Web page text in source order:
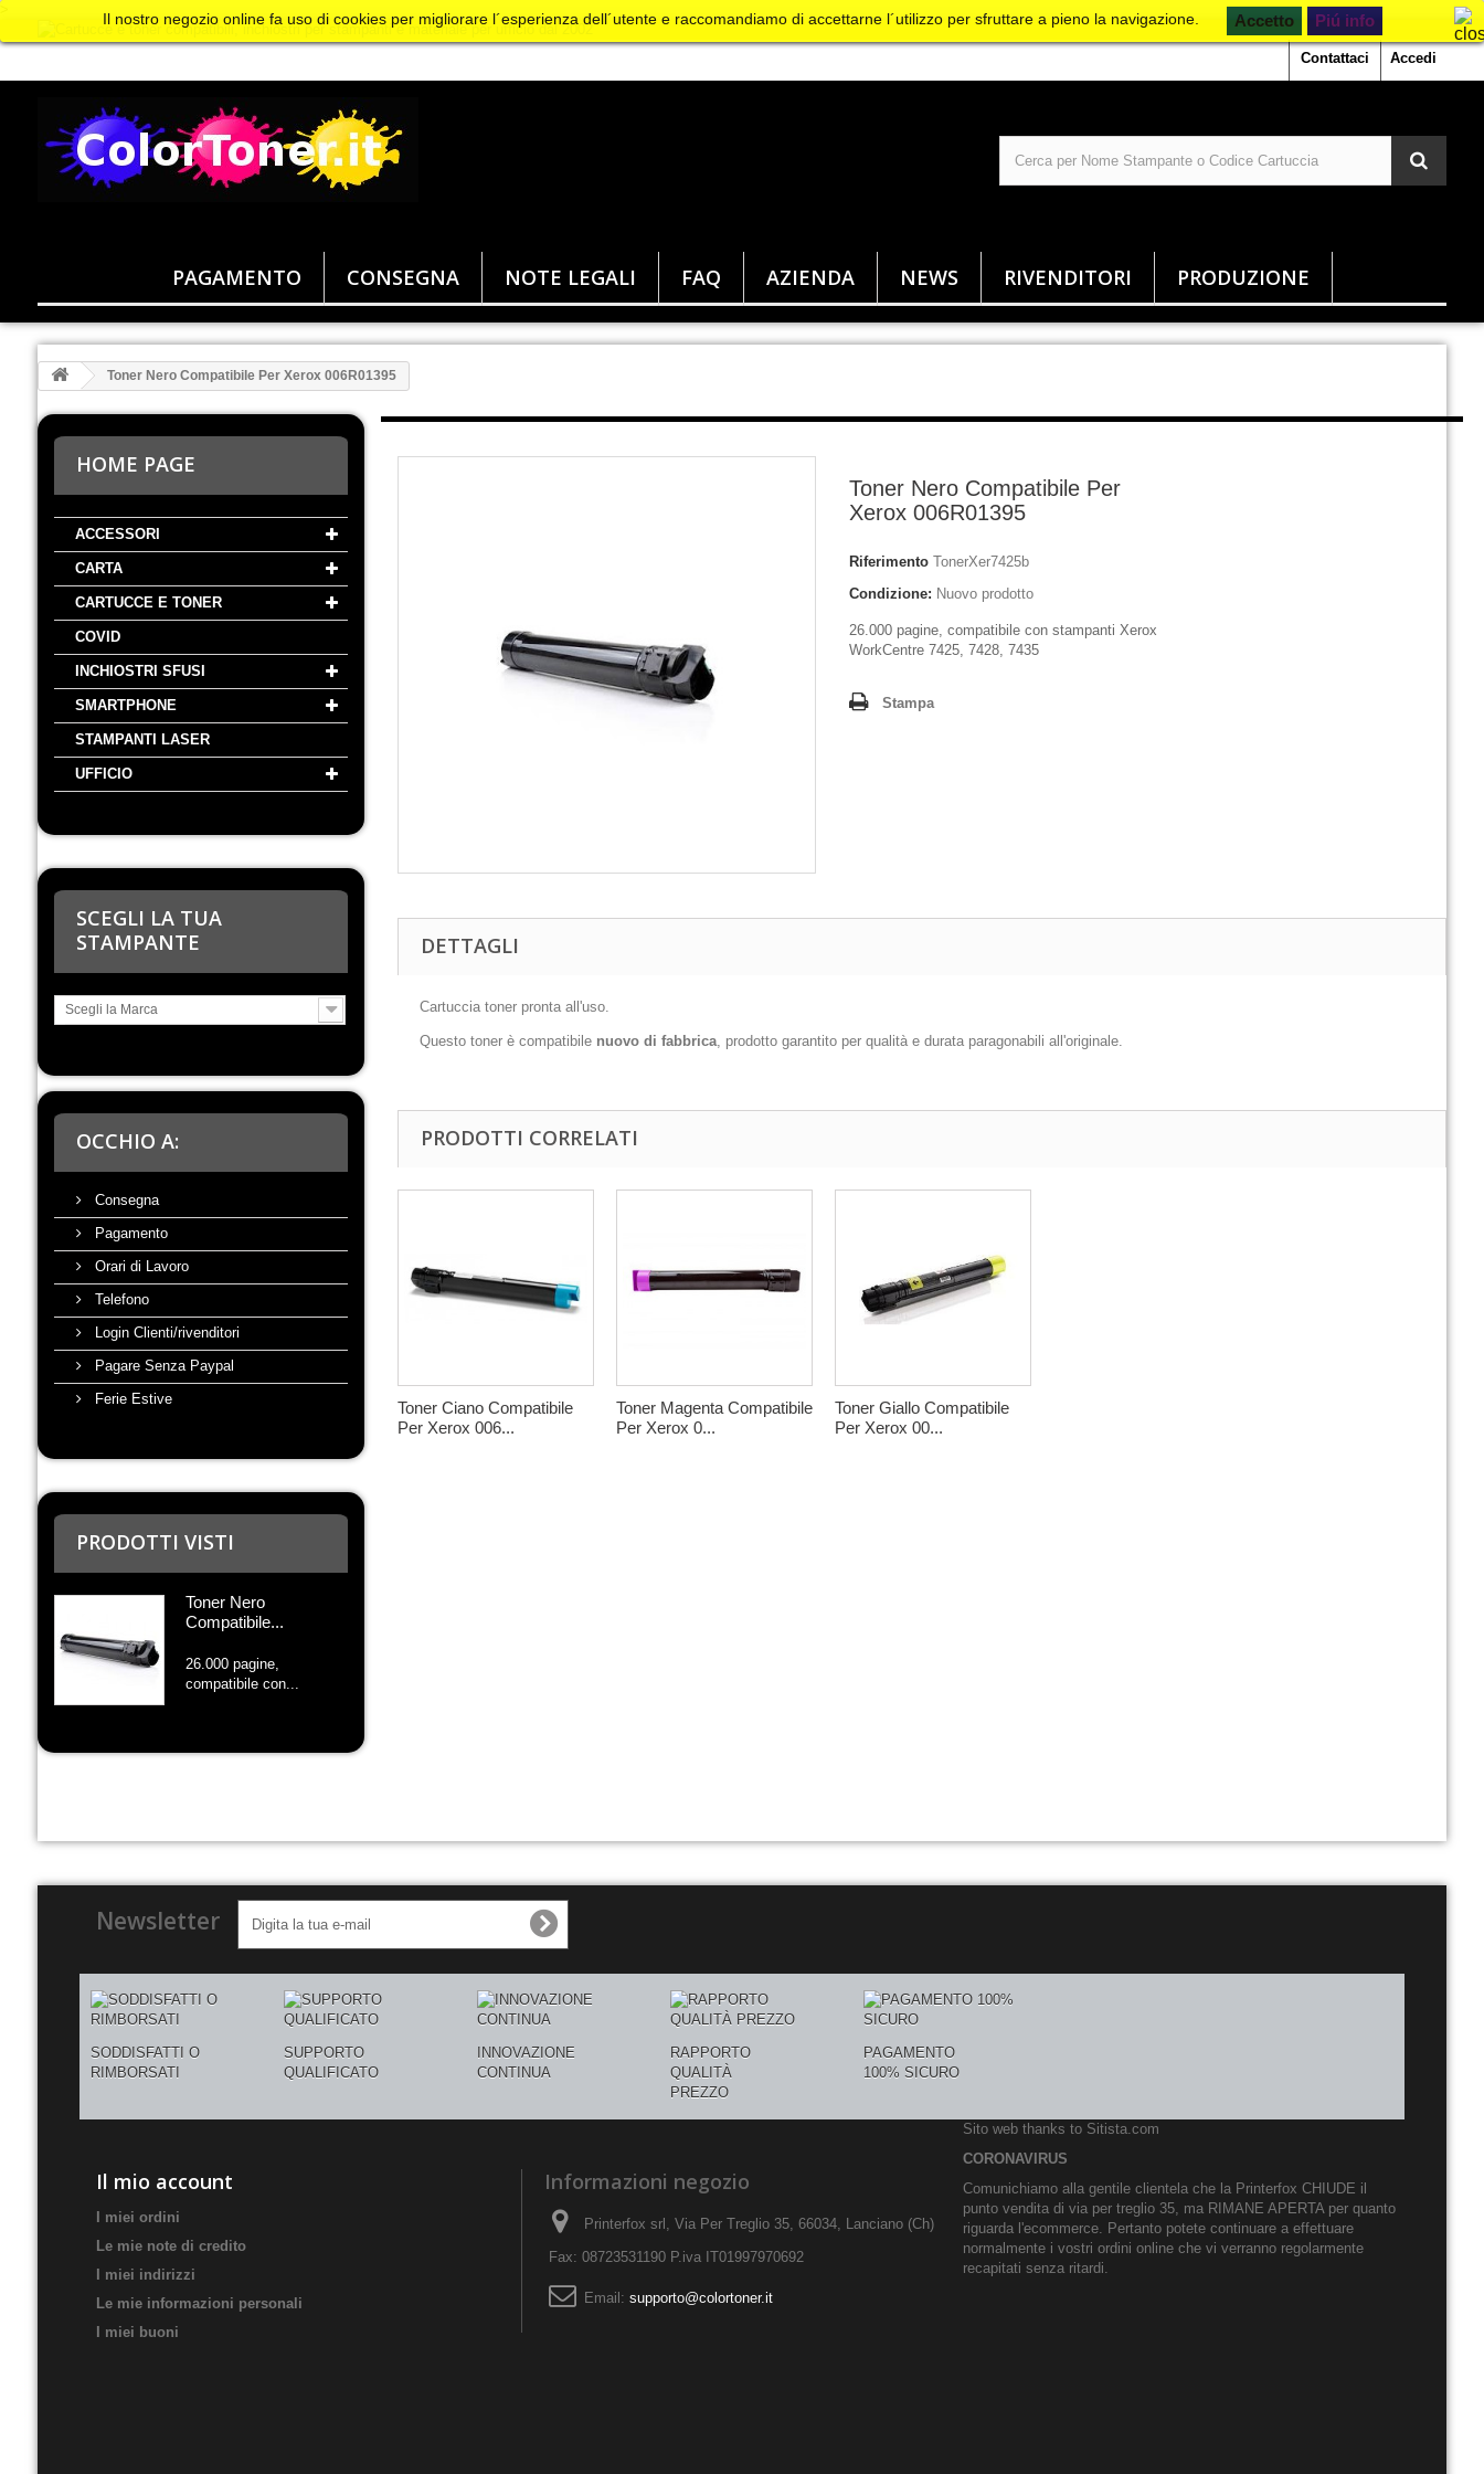
Accedi
Contattaci
PAGAMENTO CONSEGNA NOTE LEGALI FAQ AZIENDA NEWS RIVENDITORI PRODUZIONE
Il nostro negozio online fa uso di cookies per migliorare l´esperienza dell´utente e raccomandiamo di accettarne l´utilizzo per sfruttare a pieno la navigazione. Piú info
Toner Nero Compatibile Per Xerox 006R01395
HOME PAGE
ACCESSORI
CARTA
CARTUCCE E TONER
COVID
INCHIOSTRI SFUSI
SMARTPHONE
STAMPANTI LASER
UFFICIO
SCEGLI LA TUA
STAMPANTE
Scegli la Marca
OCCHIO A:
Consegna
Pagamento
Orari di Lavoro
Telefono
Login Clienti/rivenditori
Pagare Senza Paypal
Ferie Estive
PRODOTTI VISTI
Toner Nero
Compatibile...
26.000 pagine,
compatibile con...
Toner Nero Compatibile Per
Xerox 006R01395
Riferimento TonerXer7425b
Condizione: Nuovo prodotto
26.000 pagine, compatibile con stampanti Xerox
WorkCentre 7425, 7428, 7435
Stampa
DETTAGLI
Cartuccia toner pronta all'uso.
Questo toner è compatibile nuovo di fabbrica, prodotto garantito per qualità e durata paragonabili all'originale.
PRODOTTI CORRELATI
Toner Ciano Compatibile
Per Xerox 006...
Toner Magenta Compatibile
Per Xerox 0...
Toner Giallo Compatibile
Per Xerox 00...
Newsletter
SODDISFATTI O
RIMBORSATI
SUPPORTO
QUALIFICATO
INNOVAZIONE
CONTINUA
RAPPORTO
QUALITÀ
PREZZO
PAGAMENTO
100% SICURO
Il mio account
I miei ordini
Le mie note di credito
I miei indirizzi
Le mie informazioni personali
I miei buoni
Informazioni negozio
Printerfox srl, Via Per Treglio 35, 66034, Lanciano (Ch)
Fax: 08723531190 P.iva IT01997970692
Email: supporto@colortoner.it
Sito web thanks to Sitista.com
CORONAVIRUS
Comunichiamo alla gentile clientela che la Printerfox CHIUDE il
punto vendita di via per treglio 35, ma RIMANE APERTA per quanto
riguarda l'ecommerce. Pertanto potete continuare a effettuare
normalmente i vostri ordini online che vi verranno regolarmente
recapitati senza ritardi.